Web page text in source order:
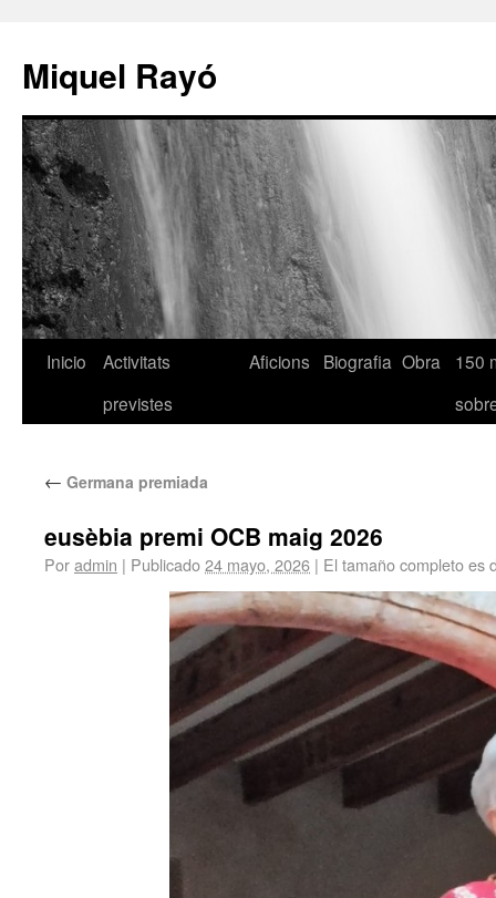
Miquel Rayó
Inicio
Activitats
previstes
Aficions Biografia Obra
150
← Germana premiada
eusèbia premi OCB maig 2026
Poradmin | Publicado24 mayo, 2026 | El tamaño completo es